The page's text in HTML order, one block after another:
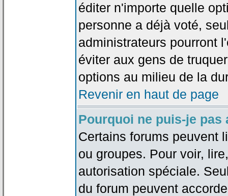
éditer n'importe quelle
personne a déjà voté,
administrateurs pourront
éviter aux gens de
options au milieu de la
Revenir en haut de page
Pourquoi ne puis-je pas
Certains forums peuvent
ou groupes. Pour voir,
autorisation spéciale.
du forum peuvent